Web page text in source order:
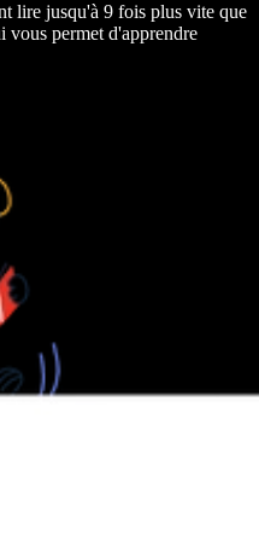
lire jusqu'à 9 fois plus vite que
vous permet d'apprendre